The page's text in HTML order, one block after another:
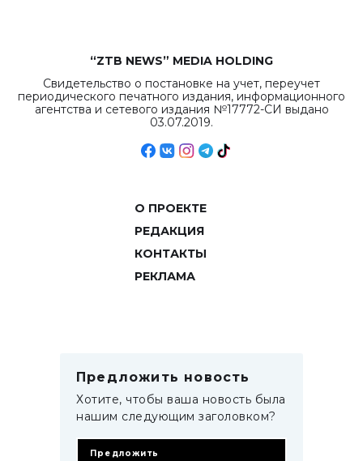
“ZTB NEWS” MEDIA HOLDING
Свидетельство о постановке на учет, переучет
периодического печатного издания, информационного
агентства и сетевого издания №17772-СИ выдано
03.07.2019.
О ПРОЕКТЕ
РЕДАКЦИЯ
КОНТАКТЫ
РЕКЛАМА
Предложить новость
Хотите, чтобы ваша новость была
нашим следующим заголовком?
Предложить